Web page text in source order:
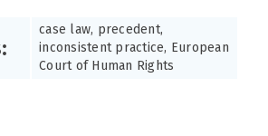
case law, precedent,
inconsistent practice, European
Court of Human Rights